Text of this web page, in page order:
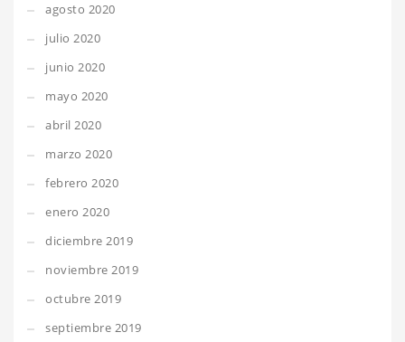
agosto 2020
julio 2020
junio 2020
mayo 2020
abril 2020
marzo 2020
febrero 2020
enero 2020
diciembre 2019
noviembre 2019
octubre 2019
septiembre 2019